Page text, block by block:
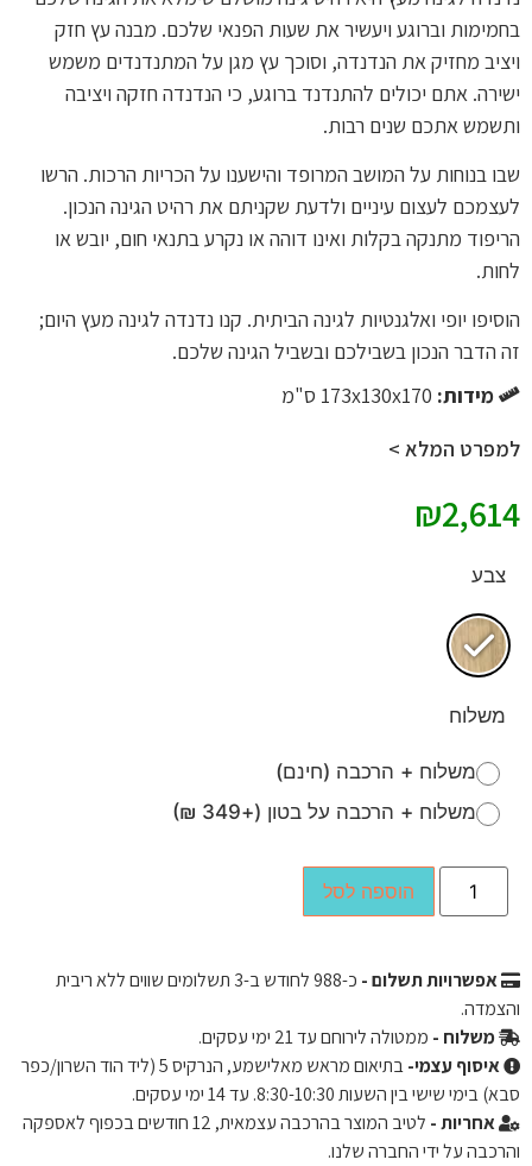
בחמימות וברוגע ויעשיר את שעות הפנאי שלכם. מבנה עץ חזק
ויציב מחזיק את הנדנדה, וסוכך עץ מגן על המתנדנדים משמש
ישירה. אתם יכולים להתנדנד ברוגע, כי הנדנדה חזקה ויציבה
ותשמש אתכם שנים רבות.
שבו בנוחות על המושב המרופד והישענו על הכריות הרכות. הרשו
לעצמכם לעצום עיניים ולדעת שקניתם את רהיט הגינה הנכון.
הריפוד מתנקה בקלות ואינו דוהה או נקרע בתנאי חום, יובש או
לחות.
הוסיפו יופי ואלגנטיות לגינה הביתית. קנו נדנדה לגינה מעץ היום;
זה הדבר הנכון בשבילכם ובשביל הגינה שלכם.
מידות: 173x130x170 ס"מ
למפרט המלא >
₪2,614
צבע
משלוח
משלוח + הרכבה (חינם)
משלוח + הרכבה על בטון (+349 ₪)
הוספה לסל
אפשרויות תשלום - כ-988
לחודש ב-3 תשלומים שווים ללא ריבית
והצמדה.
משלוח - ממטולה לירוחם עד 21 ימי עסקים.
איסוף עצמי-
בתיאום מראש מאלישמע, הנרקיס 5 (ליד הוד השרון/כפר
סבא) בימי שישי בין השעות 8:30-10:30. עד 14 ימי עסקים.
אחריות -
לטיב המוצר בהרכבה עצמאית, 12 חודשים בכפוף לאספקה ​​
והרכבה על ידי החברה שלנו.